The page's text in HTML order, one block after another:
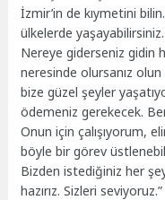
İzmir’in de kıymetini
ülkelerde
Nereye giderseniz gidin
neresinde olursanız
bize güzel şeyler
ödemeniz gerekecek.
Onun için çalışıyorum,
böyle bir görev
Bizden istediğiniz her
hazırız. Sizleri seviyoruz.”